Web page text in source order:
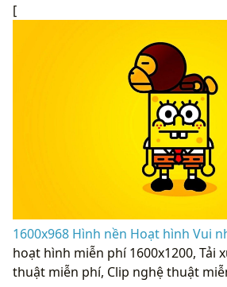
[
1600x968 Hình nền Hoạt hình Vui
hoạt hình miễn phí 1600x1200, Tải
thuật miễn phí, Clip nghệ thuật